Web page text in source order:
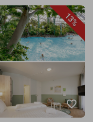
13%
favorite_border